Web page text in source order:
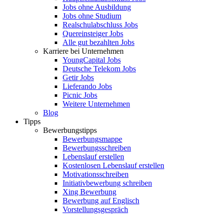
Jobs ohne Ausbildung
Jobs ohne Studium
Realschulabschluss Jobs
Quereinsteiger Jobs
Alle gut bezahlten Jobs
Karriere bei Unternehmen
YoungCapital Jobs
Deutsche Telekom Jobs
Getir Jobs
Lieferando Jobs
Picnic Jobs
Weitere Unternehmen
Blog
Tipps
Bewerbungstipps
Bewerbungsmappe
Bewerbungsschreiben
Lebenslauf erstellen
Kostenlosen Lebenslauf erstellen
Motivationsschreiben
Initiativbewerbung schreiben
Xing Bewerbung
Bewerbung auf Englisch
Vorstellungsgespräch